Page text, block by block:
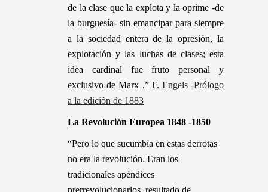
de la clase que la explota y la oprime -de
la burguesía- sin emancipar para siempre
a la sociedad entera de la opresión, la
explotación y las luchas de clases; esta
idea cardinal fue fruto personal y
exclusivo de Marx .” F. Engels -Prólogo
a la edición de 1883
La Revolución Europea 1848 -1850
“Pero lo que sucumbía en estas derrotas
no era la revolución. Eran los
tradicionales apéndices
prerrevolucionarios, resultado de